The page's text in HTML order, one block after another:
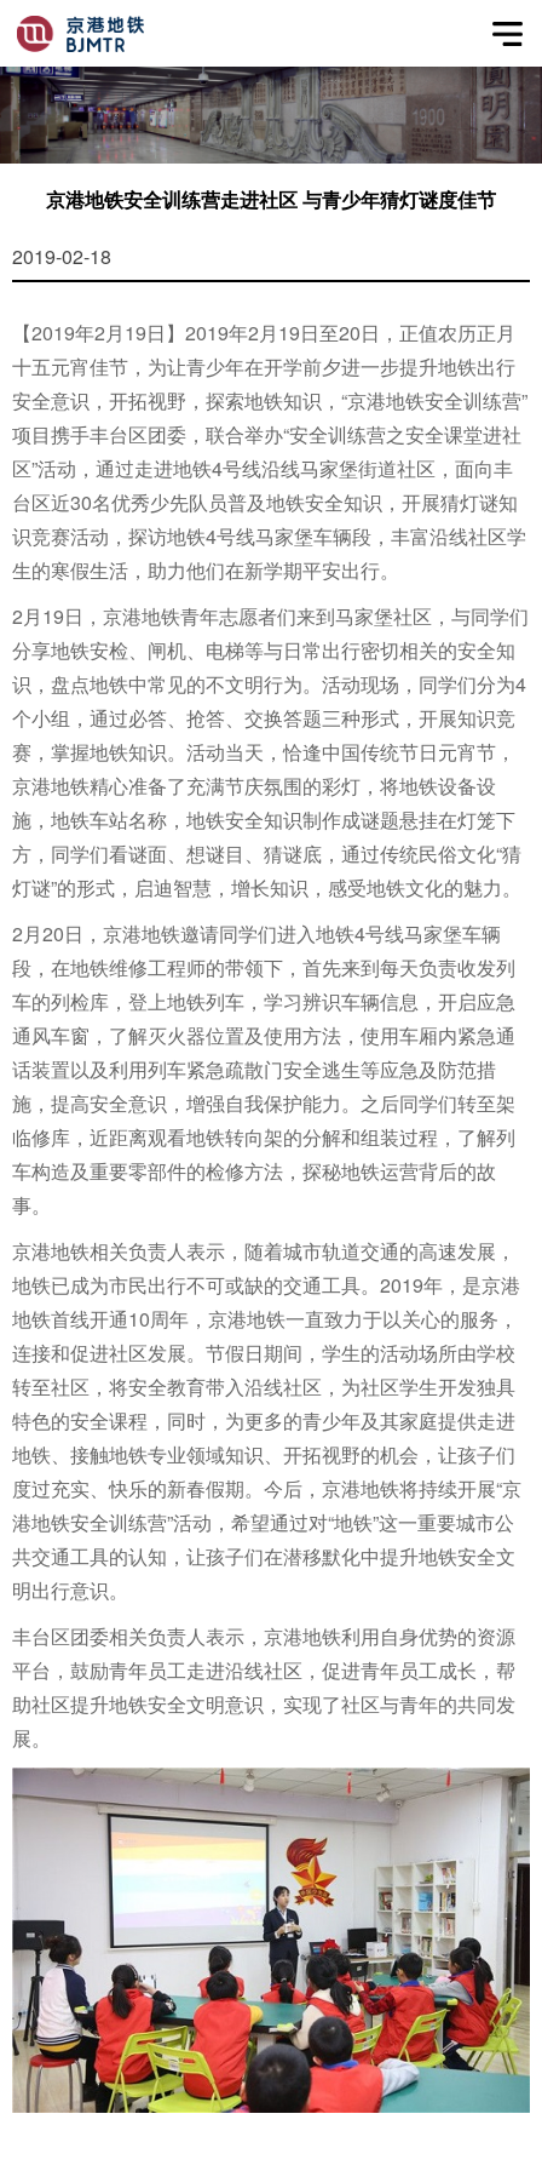
京港地铁安全训练营走进社区 与青少年猜灯谜度佳节
2019-02-18
【2019年2月19日】2019年2月19日至20日，正值农历正月
十五元宵佳节，为让青少年在开学前夕进一步提升地铁出行
安全意识，开拓视野，探索地铁知识，“京港地铁安全训练营”
项目携手丰台区团委，联合举办“安全训练营之安全课堂进社
区”活动，通过走进地铁4号线沿线马家堡街道社区，面向丰
台区近30名优秀少先队员普及地铁安全知识，开展猜灯谜知
识竞赛活动，探访地铁4号线马家堡车辆段，丰富沿线社区学
生的寒假生活，助力他们在新学期平安出行。
2月19日，京港地铁青年志愿者们来到马家堡社区，与同学们
分享地铁安检、闸机、电梯等与日常出行密切相关的安全知
识，盘点地铁中常见的不文明行为。活动现场，同学们分为4
个小组，通过必答、抢答、交换答题三种形式，开展知识竞
赛，掌握地铁知识。活动当天，恰逢中国传统节日元宵节，
京港地铁精心准备了充满节庆氛围的彩灯，将地铁设备设
施，地铁车站名称，地铁安全知识制作成谜题悬挂在灯笼下
方，同学们看谜面、想谜目、猜谜底，通过传统民俗文化“猜
灯谜”的形式，启迪智慧，增长知识，感受地铁文化的魅力。
2月20日，京港地铁邀请同学们进入地铁4号线马家堡车辆
段，在地铁维修工程师的带领下，首先来到每天负责收发列
车的列检库，登上地铁列车，学习辨识车辆信息，开启应急
通风车窗，了解灭火器位置及使用方法，使用车厢内紧急通
话装置以及利用列车紧急疏散门安全逃生等应急及防范措
施，提高安全意识，增强自我保护能力。之后同学们转至架
临修库，近距离观看地铁转向架的分解和组装过程，了解列
车构造及重要零部件的检修方法，探秘地铁运营背后的故
事。
京港地铁相关负责人表示，随着城市轨道交通的高速发展，
地铁已成为市民出行不可或缺的交通工具。2019年，是京港
地铁首线开通10周年，京港地铁一直致力于以关心的服务，
连接和促进社区发展。节假日期间，学生的活动场所由学校
转至社区，将安全教育带入沿线社区，为社区学生开发独具
特色的安全课程，同时，为更多的青少年及其家庭提供走进
地铁、接触地铁专业领域知识、开拓视野的机会，让孩子们
度过充实、快乐的新春假期。今后，京港地铁将持续开展“京
港地铁安全训练营”活动，希望通过对“地铁”这一重要城市公
共交通工具的认知，让孩子们在潜移默化中提升地铁安全文
明出行意识。
丰台区团委相关负责人表示，京港地铁利用自身优势的资源
平台，鼓励青年员工走进沿线社区，促进青年员工成长，帮
助社区提升地铁安全文明意识，实现了社区与青年的共同发
展。